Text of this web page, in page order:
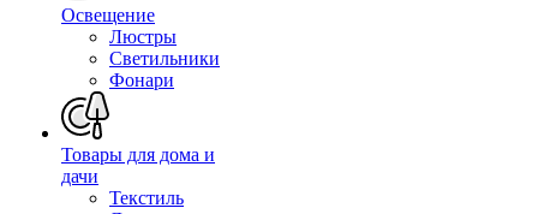
Освещение
Люстры
Светильники
Фонари
Товары для дома и
дачи
Текстиль